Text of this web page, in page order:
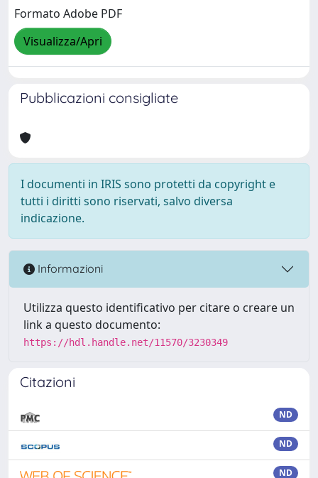
Formato Adobe PDF
Visualizza/Apri
Pubblicazioni consigliate
I documenti in IRIS sono protetti da copyright e
tutti i diritti sono riservati, salvo diversa
indicazione.
Informazioni
Utilizza questo identificativo per citare o creare un
link a questo documento:
https://hdl.handle.net/11570/3230349
Citazioni
ND
ND
ND